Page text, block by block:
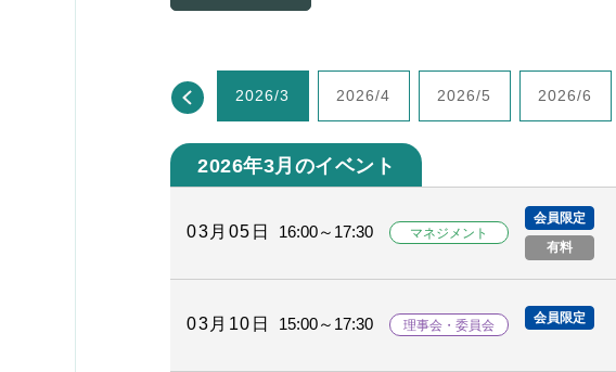
2026/2 2026/3 2026/4 2026/5 2026/6
2026年3月のイベント
03月05日 16:00～17:30 マネジメント
会員限定
有料
03月10日 15:00～17:30 理事会・委員会
会員限定